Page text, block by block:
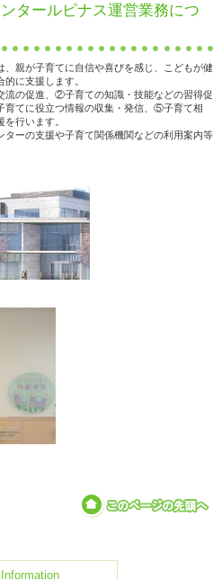
タールピナス運営業務につ
親が子育てに自信や喜びを感じ、こどもが健
に支援します。
の促進、②子育ての知識・技能などの習得促
てに役立つ情報の収集・発信、⑤子育て相
行います。
ターの支援や子育て関係機関などの利用案内等
Information